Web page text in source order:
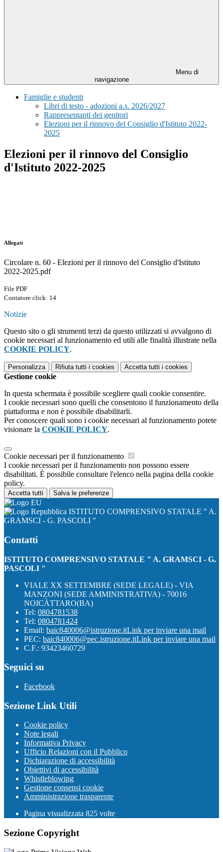
Menu di
navigazione
Famiglie e studenti
Libri di testo - adozioni a.s. 2026/2027
Rappresentanti dei genitori
Elezioni per il rinnovo del Consiglio d'Istituto 2022-
2025
Elezioni per il rinnovo del Consiglio
d'Istituto 2022-2025
Allegati
Circolare n. 60 - Elezioni per il rinnovo del Consiglio d'Istituto
2022-2025.pdf
File PDF
Contatore click: 14
Notizie
Questo sito o gli strumenti terzi da questo utilizzati si avvalgono di
cookie necessari al funzionamento ed utili alle finalità illustrate nella
COOKIE POLICY.
Personalizza Rifiuta tutti i cookies Accetta tutti i cookies
Gestione cookie
In questa schermata è possibile scegliere quali cookie consentire.
I cookie necessari sono quelli che consentono il funzionamento della
piattaforma e non è possibile disabilitarli.
Per conoscere quali sono i cookie necessari al funzionamento potete
visionare la COOKIE POLICY.
Cookie necessari per il funzionamento
I cookie necessari per il funzionamento non possono essere
disabilitati. È possibile consultare l'elenco nella pagina della cookie
policy.
Accetta tutti Salva le preferenze
ISTITUTO COMPRENSIVO STATALE " A.
GRAMSCI - G. PASCOLI "
Contatti
ISTITUTO COMPRENSIVO STATALE " A. GRAMSCI - G.
PASCOLI "
VIALE XX SETTEMBRE (SEDE LEGALE) - VIA
MANZONI (SEDE AMMINISTRATIVA) - 70016
NOICÀTTARO(BA)
Tel: 0804781538
Tel: 0804781424
Email: baic840006@istruzione.itLink per inviare una mail
PEC: baic840006@pec.istruzione.itLink per inviare una mail
C.F.: 93423460729
Seguici su
Facebook
Sezione Link Utili
Cookie policy
Note legali
Informativa Privacy
Ufficio Relazioni con il Pubblico
Dichiarazione di accessibilità
Obiettivi di accessibilità
Whistleblowing
Gestione consensi cookie
Amministrazione trasparente
Pagina visualizzata 825 volte
Sezione Copyright